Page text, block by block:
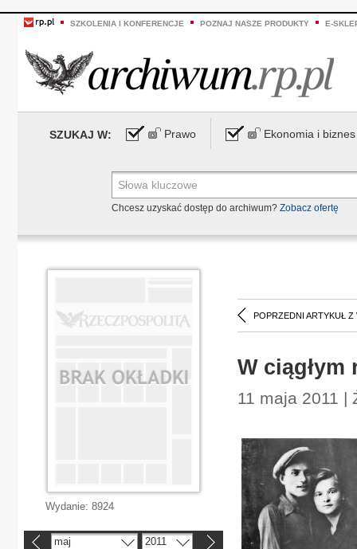
SZKOLENIA I KONFERENCJE POZNAJ NASZE PRODUKTY E-
SZUKAJ W: Prawo Ekonomia i biznes
Chcesz uzyskać dostęp do archiwum? Zobacz ofertę
POPRZEDNI ARTYKUŁ Z
W ciągłym
11 maja 2011 |
Wydanie: 8924
maj 2011